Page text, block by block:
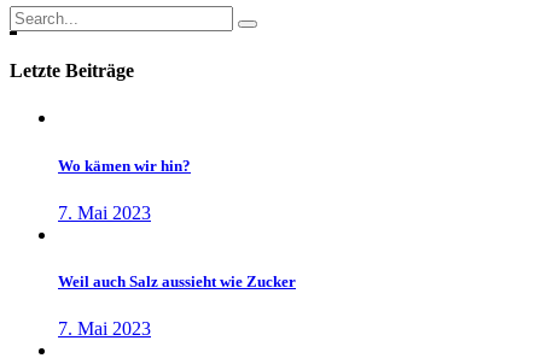
Search
for:
Letzte Beiträge
Wo kämen wir hin?
7. Mai 2023
Weil auch Salz aussieht wie Zucker
7. Mai 2023